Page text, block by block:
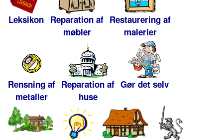
Leksikon Reparation af
møbler
Restaurering af
malerier
Rensning af
metaller
Reparation af
huse
Gør det selv